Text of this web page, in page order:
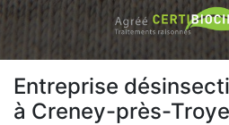
Entreprise
à Creney-près-